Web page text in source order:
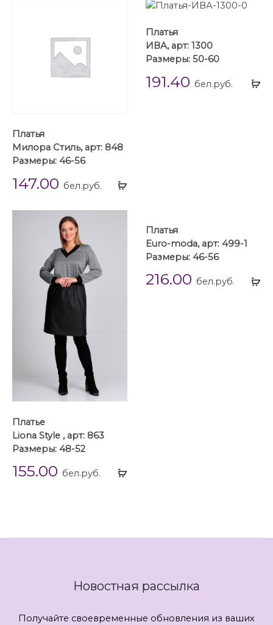
Выбрать
Платья
Милора Стиль, арт: 848
Размеры: 46-56
147.00 бел.руб.
Платья
ИВА, арт: 1300
Размеры: 50-60
191.40 бел.руб.
Выбрать
Платье
Liona Style , арт: 863
Размеры: 48-52
155.00 бел.руб.
Платья
Euro-moda, арт: 499-1
Размеры: 46-56
216.00 бел.руб.
Новостная рассылка
Получайте своевременные обновления из ваших